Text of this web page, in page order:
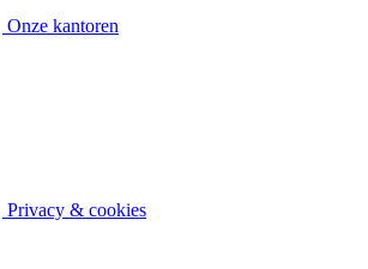
Onze kantoren
Privacy & cookies